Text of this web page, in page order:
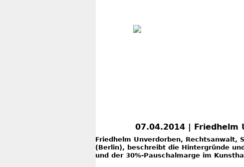
07.04.2014 |
Friedhelm Unverdorben, Rechtsanwalt,
(Berlin), beschreibt die Hintergründe
und der 30%-Pauschalmarge im